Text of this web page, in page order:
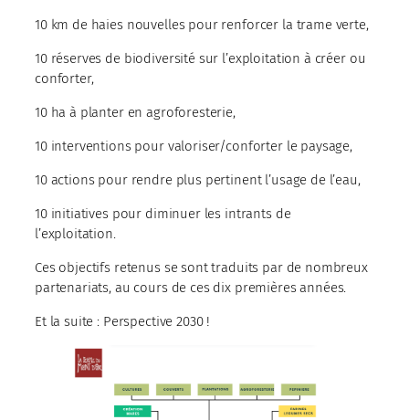
10 km de haies nouvelles pour renforcer la trame verte,
10 réserves de biodiversité sur l’exploitation à créer ou
conforter,
10 ha à planter en agroforesterie,
10 interventions pour valoriser/conforter le paysage,
10 actions pour rendre plus pertinent l’usage de l’eau,
10 initiatives pour diminuer les intrants de
l’exploitation.
Ces objectifs retenus se sont traduits par de nombreux
partenariats, au cours de ces dix premières années.
Et la suite : Perspective 2030 !